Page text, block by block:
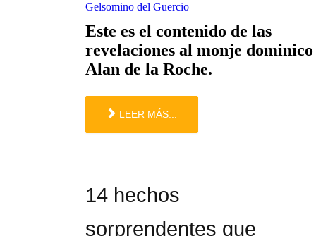
Gelsomino del Guercio
Este es el contenido de las
revelaciones al monje dominico
Alan de la Roche.
LEER MÁS...
14 hechos
sorprendentes que